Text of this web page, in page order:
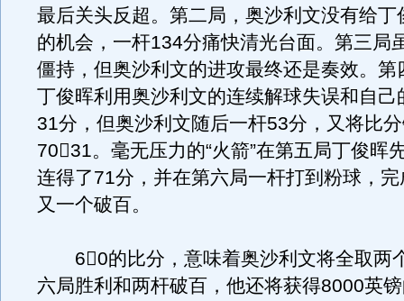
最后关头反超。第二局，奥沙利文没有给丁
的机会，一杆134分痛快清光台面。第三局
僵持，但奥沙利文的进攻最终还是奏效。第
丁俊晖利用奥沙利文的连续解球失误和自己
31分，但奥沙利文随后一杆53分，又将比
7031。毫无压力的“火箭”在第五局丁俊晖
连得了71分，并在第六局一杆打到粉球，
又一个破百。
60的比分，意味着奥沙利文将全取两
六局胜利和两杆破百，他还将获得8000英